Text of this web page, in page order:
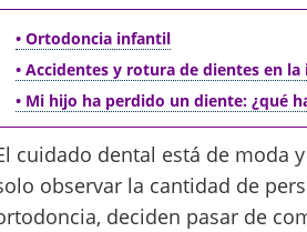
• Ortodoncia infantil
• Accidentes y rotura de dientes en la
• Mi hijo ha perdido un diente: ¿qué
cuidado dental está de moda
observar la cantidad de
deciden pasar de